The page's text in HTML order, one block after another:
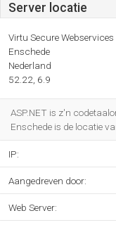
Server locatie
Virtu Secure Webservices
Enschede
Nederland
52.22, 6.9
ASP.NET is z'n
Enschede is de locatie
IP:
Aangedreven door:
Web Server: